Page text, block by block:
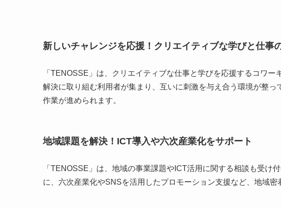
新しいチャレンジを応援！クリエイティブな学びと仕事
「TENOSSE」は、クリエイティブな仕事と学びを応援するコワ
解決に取り組む利用者が集まり、互いに刺激を与え合う環境が整
作業が進められます。
地域課題を解決！ICT導入や六次産業化をサポート
「TENOSSE」は、地域の事業課題やICT活用に関する相談も受け
に、六次産業化やSNSを活用したプロモーション支援など、地域密